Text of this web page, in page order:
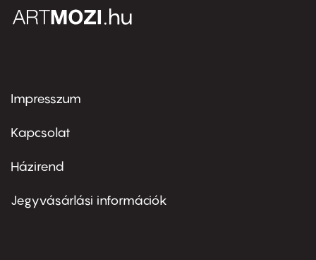
Footer
first
Impresszum
Kapcsolat
Footer
second
Házirend
Jegyvásárlási információk